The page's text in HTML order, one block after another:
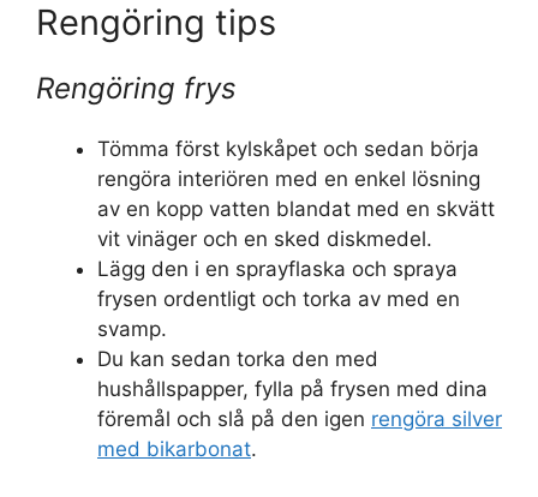
Rengöring tips
Rengöring frys
Tömma först kylskåpet och sedan börja
rengöra interiören med en enkel lösning
av en kopp vatten blandat med en skvätt
vit vinäger och en sked diskmedel.
Lägg den i en sprayflaska och spraya
frysen ordentligt och torka av med en
svamp.
Du kan sedan torka den med
hushållspapper, fylla på frysen med dina
föremål och slå på den igen rengöra silver
med bikarbonat.